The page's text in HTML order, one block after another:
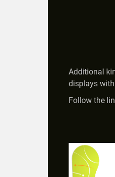
Additional
displays
Follow the